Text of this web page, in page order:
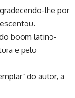
lhe por
boom latino-
e pelo
do autor, a